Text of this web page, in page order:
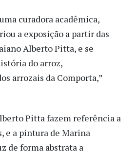
curadora acadêmica,
a exposição a partir das
Alberto Pitta, e se
do arroz,
arrozais da Comporta,”
Pitta fazem referência a
e a pintura de Marina
de forma abstrata a